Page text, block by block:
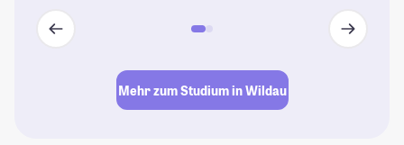
Mehr zum Studium in Wildau